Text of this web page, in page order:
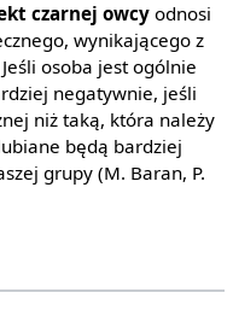
czarnej owcyodnosi
wynikającego z
osoba jest ogólnie
negatywnie, jeśli
niż taką, która należy
będą bardziej
grupy (M. Baran, P.